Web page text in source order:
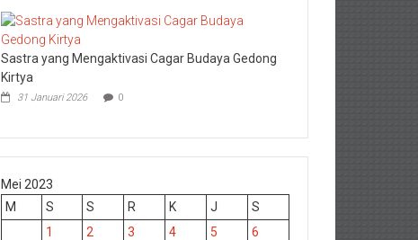
Sastra yang Mengaktivasi Cagar Budaya Gedong
Kirtya
31 Januari 2026 0
Mei 2023
M
S S R K J
S
1
2 3 4 5
6